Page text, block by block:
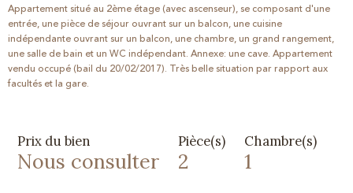
Appartement situé au 2ème étage (avec ascenseur), se composant d'une
entrée, une pièce de séjour ouvrant sur un balcon, une cuisine
indépendante ouvrant sur un balcon, une chambre, un grand rangement,
une salle de bain et un WC indépendant. Annexe: une cave. Appartement
vendu occupé (bail du 20/02/2017). Très belle situation par rapport aux
facultés et la gare.
Prix du bien
Nous consulter
Pièce(s)
2
Chambre(s)
1